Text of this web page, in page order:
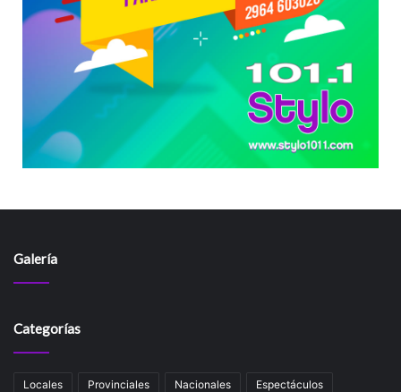
Galería
Categorías
Locales Provinciales Nacionales Espectáculos